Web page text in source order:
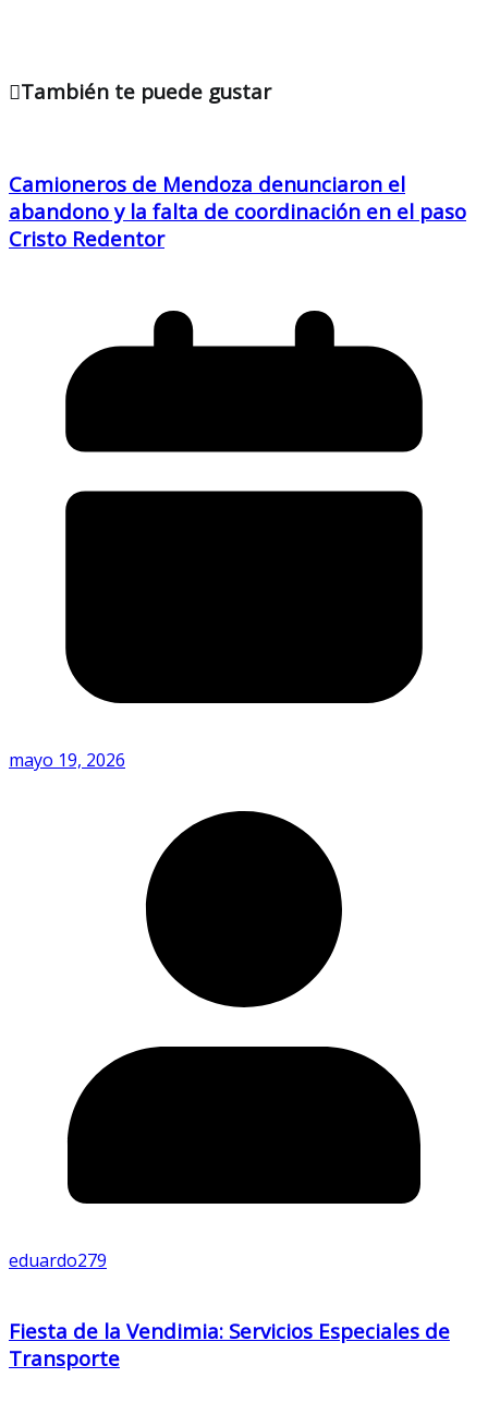
También te puede gustar
Camioneros de Mendoza denunciaron el
abandono y la falta de coordinación en el paso
Cristo Redentor
mayo 19, 2026
eduardo279
Fiesta de la Vendimia: Servicios Especiales de
Transporte